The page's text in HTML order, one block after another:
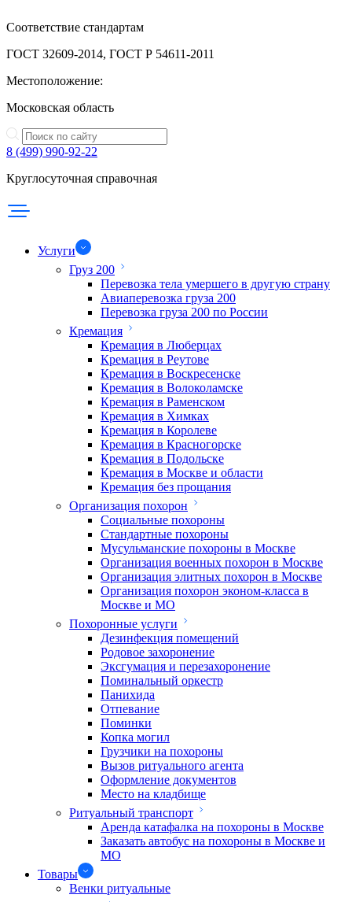
Соответствие стандартам
ГОСТ 32609-2014, ГОСТ Р 54611-2011
Местоположение:
Московская область
8 (499) 990-92-22
Круглосуточная справочная
Услуги
Груз 200
Перевозка тела умершего в другую страну
Авиаперевозка груза 200
Перевозка груза 200 по России
Кремация
Кремация в Люберцах
Кремация в Реутове
Кремация в Воскресенске
Кремация в Волоколамске
Кремация в Раменском
Кремация в Химках
Кремация в Королеве
Кремация в Красногорске
Кремация в Подольске
Кремация в Москве и области
Кремация без прощания
Организация похорон
Социальные похороны
Стандартные похороны
Мусульманские похороны в Москве
Организация военных похорон в Москве
Организация элитных похорон в Москве
Организация похорон эконом-класса в
Москве и МО
Похоронные услуги
Дезинфекция помещений
Родовое захоронение
Эксгумация и перезахоронение
Поминальный оркестр
Панихида
Отпевание
Поминки
Копка могил
Грузчики на похороны
Вызов ритуального агента
Оформление документов
Место на кладбище
Ритуальный транспорт
Аренда катафалка на похороны в Москве
Заказать автобус на похороны в Москве и
МО
Товары
Венки ритуальные